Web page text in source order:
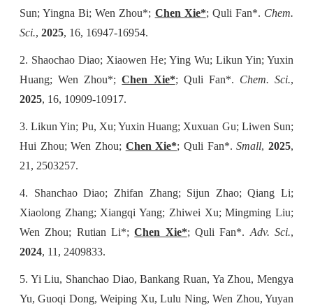
Sun; Yingna Bi; Wen Zhou*; Chen Xie*; Quli Fan*. Chem.
Sci., 2025, 16, 16947-16954.
2. Shaochao Diao; Xiaowen He; Ying Wu; Likun Yin; Yuxin
Huang; Wen Zhou*;Chen Xie*; Quli Fan*. Chem. Sci.,
2025, 16, 10909-10917.
3. Likun Yin; Pu, Xu; Yuxin Huang; Xuxuan Gu; Liwen Sun;
Hui Zhou; Wen Zhou; Chen Xie*; Quli Fan*.Small,2025,
21, 2503257.
4. Shanchao Diao; Zhifan Zhang; Sijun Zhao; Qiang Li;
Xiaolong Zhang; Xiangqi Yang; Zhiwei Xu; Mingming Liu;
Wen Zhou; Rutian Li*;Chen Xie*; Quli Fan*. Adv. Sci.,
2024, 11, 2409833.
5. Yi Liu, Shanchao Diao, Bankang Ruan, Ya Zhou, Mengya
Yu, Guoqi Dong, Weiping Xu, Lulu Ning, Wen Zhou, Yuyan